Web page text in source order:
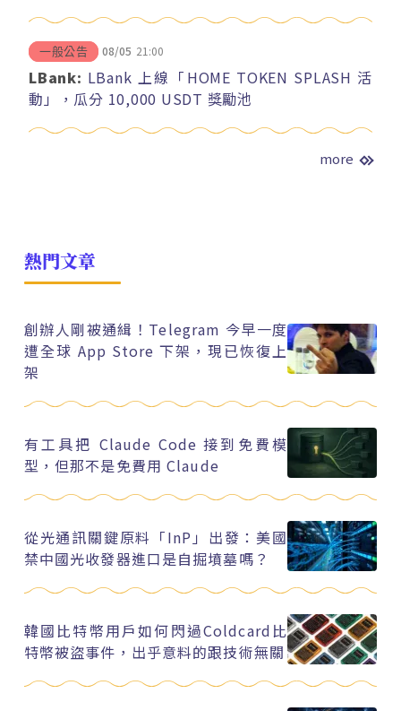
一般公告 08/05 21:00
LBank: LBank 上線「HOME TOKEN SPLASH 活
動」，瓜分 10,000 USDT 獎勵池
more
熱門文章
創辦人剛被通緝！Telegram 今早一度
遭全球 App Store 下架，現已恢復上
架
有工具把 Claude Code 接到免費模
型，但那不是免費用 Claude
從光通訊關鍵原料「InP」出發：美國
禁中國光收發器進口是自掘墳墓嗎？
韓國比特幣用戶如何閃過Coldcard比
特幣被盜事件，出乎意料的跟技術無關